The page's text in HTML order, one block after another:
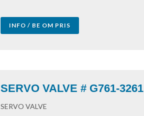
INFO / BE OM PRIS
SERVO VALVE # G761-3261
SERVO VALVE